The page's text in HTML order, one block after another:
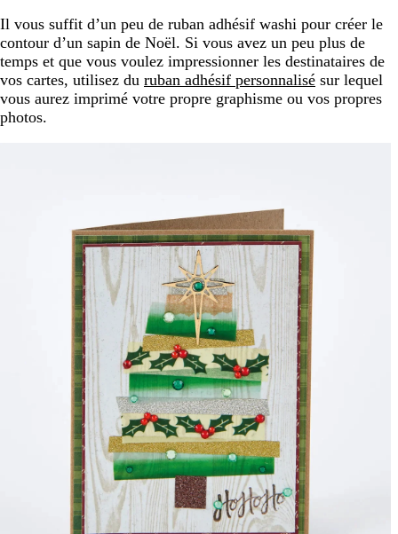
Il vous suffit d’un peu de ruban adhésif washi pour créer le
contour d’un sapin de Noël. Si vous avez un peu plus de
temps et que vous voulez impressionner les destinataires de
vos cartes, utilisez du ruban adhésif personnalisé sur lequel
vous aurez imprimé votre propre graphisme ou vos propres
photos.